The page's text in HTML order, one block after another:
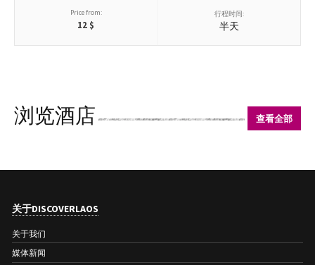
Price from:
12 $
行程时间:
半天
浏览酒店 查看全部
关于DISCOVERLAOS
关于我们
媒体新闻